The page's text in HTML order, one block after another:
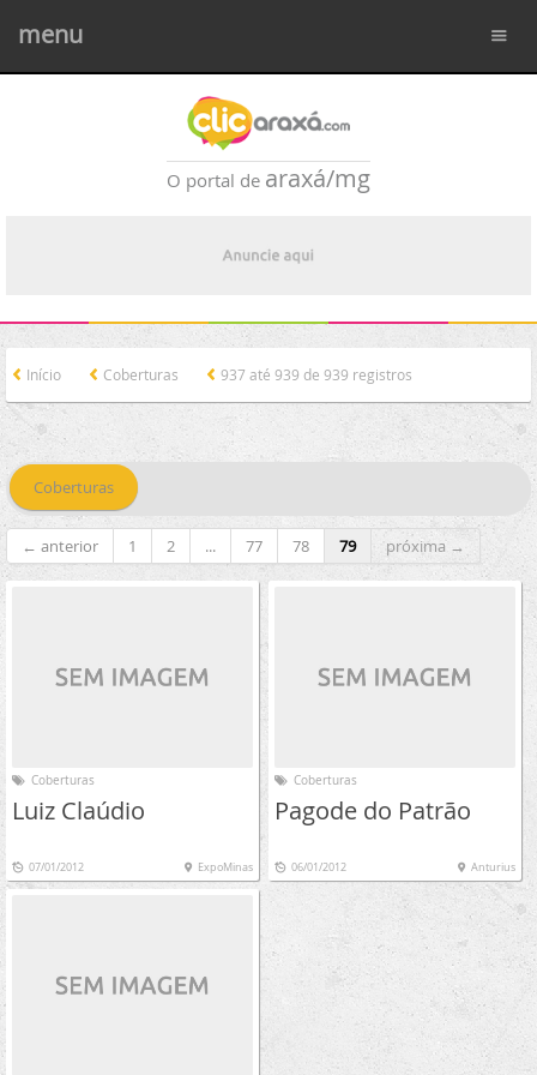
O portal de araxá/mg
menu
Início Coberturas 937 até 939 de 939 registros
Coberturas
← anterior 1 2 ... 77 78 79 próxima →
Coberturas
Luiz Claúdio
07/01/2012 ExpoMinas
Coberturas
Pagode do Patrão
06/01/2012 Anturius